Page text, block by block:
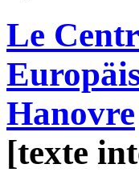
Le
Hanovre
[texte